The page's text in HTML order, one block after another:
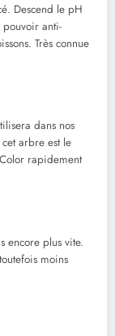
Descend le pH
anti-
Très connue
dans nos
arbre est le
rapidement
encore plus vite.
moins